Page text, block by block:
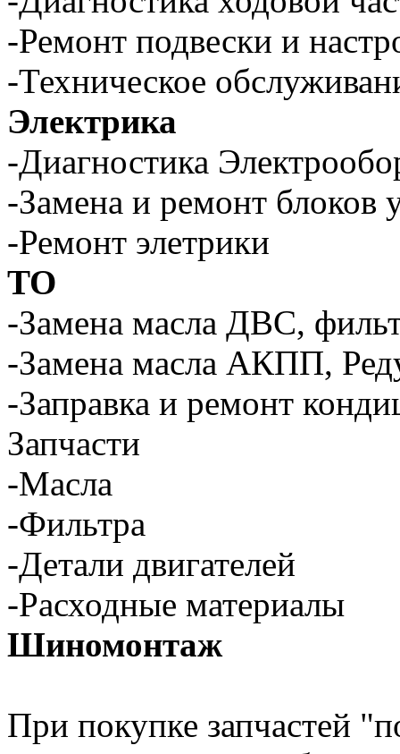
-Ремонт подвески и
-Техническое
Электрика
-Диагностика
-Замена и ремонт блоков
-Ремонт элетрики
ТО
-Замена масла ДВС,
-Замена масла АКПП,
-Заправка и ремонт
Запчасти
-Масла
-Фильтра
-Детали двигателей
-Расходные материалы
Шиномонтаж
При покупке запчастей